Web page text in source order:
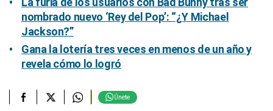
nombrado nuevo ‘Rey del Pop’: “¿Y Michael
Jackson?”
Gana la lotería tres veces en menos de un año y
revela cómo lo logró
Únete